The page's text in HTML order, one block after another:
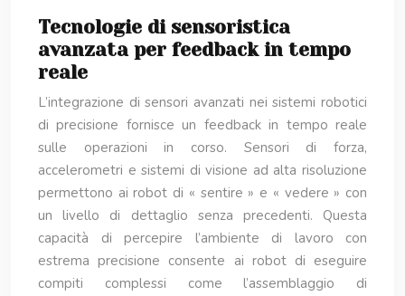
Tecnologie di sensoristica
avanzata per feedback in tempo
reale
L’integrazione di sensori avanzati nei sistemi robotici
di precisione fornisce un feedback in tempo reale
sulle operazioni in corso. Sensori di forza,
accelerometri e sistemi di visione ad alta risoluzione
permettono ai robot di « sentire » e « vedere » con
un livello di dettaglio senza precedenti. Questa
capacità di percepire l’ambiente di lavoro con
estrema precisione consente ai robot di eseguire
compiti complessi come l’assemblaggio di